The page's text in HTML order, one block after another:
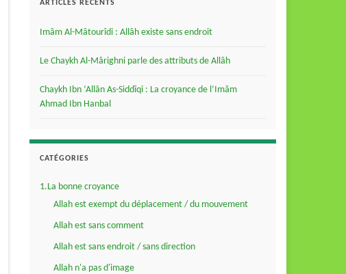
ARTICLES RÉCENTS
Imâm Al-Mâtourîdi : Allâh existe sans endroit
Le Chaykh Al-Mârighni parle des attributs de Allâh
Chaykh Ibn ‘Allân As-Siddîqi : La croyance de l’Imâm
Ahmad Ibn Hanbal
CATÉGORIES
1.La bonne croyance
Allah est exempt du déplacement / du mouvement
Allah est sans comment
Allah est sans endroit / sans direction
Allah n'a pas d'image